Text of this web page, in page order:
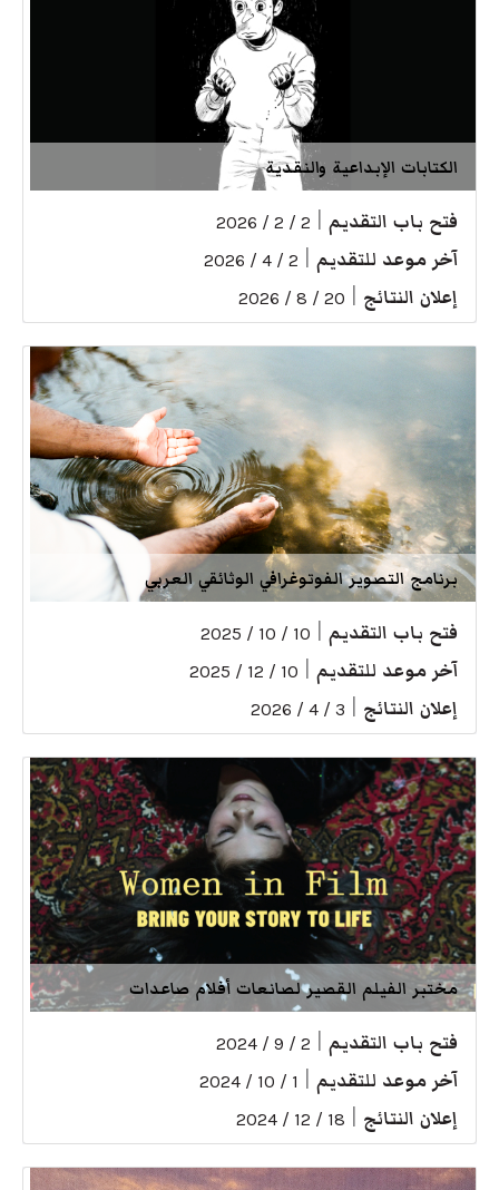
الكتابات الإبداعية والنقدية
فتح باب التقديم 2 / 2 / 2026
آخر موعد للتقديم 2 / 4 / 2026
إعلان النتائج 20 / 8 / 2026
برنامج التصوير الفوتوغرافي الوثائقي العربي
فتح باب التقديم 10 / 10 / 2025
آخر موعد للتقديم 10 / 12 / 2025
إعلان النتائج 3 / 4 / 2026
مختبر الفيلم القصير لصانعات أفلام صاعدات
فتح باب التقديم 2 / 9 / 2024
آخر موعد للتقديم 1 / 10 / 2024
إعلان النتائج 18 / 12 / 2024